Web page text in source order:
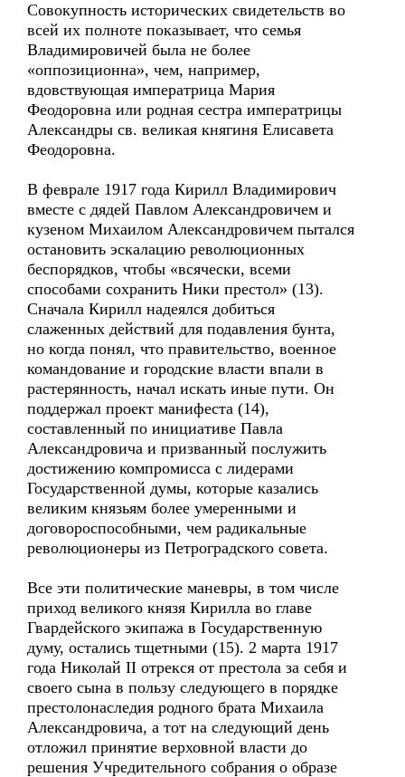
Совокупность исторических свидетельств во
всей их полноте показывает, что семья
Владимировичей была не более
«оппозиционна», чем, например,
вдовствующая императрица Мария
Феодоровна или родная сестра императрицы
Александры св. великая княгиня Елисавета
Феодоровна.
В феврале 1917 года Кирилл Владимирович
вместе с дядей Павлом Александровичем и
кузеном Михаилом Александровичем пытался
остановить эскалацию революционных
беспорядков, чтобы «всячески, всеми
способами сохранить Ники престол» (13).
Сначала Кирилл надеялся добиться
слаженных действий для подавления бунта,
но когда понял, что правительство, военное
командование и городские власти впали в
растерянность, начал искать иные пути. Он
поддержал проект манифеста (14),
составленный по инициативе Павла
Александровича и призванный послужить
достижению компромисса с лидерами
Государственной думы, которые казались
великим князьям более умеренными и
договороспособными, чем радикальные
революционеры из Петроградского совета.
Все эти политические маневры, в том числе
приход великого князя Кирилла во главе
Гвардейского экипажа в Государственную
думу, остались тщетными (15). 2 марта 1917
года Николай II отрекся от престола за себя и
своего сына в пользу следующего в порядке
престолонаследия родного брата Михаила
Александровича, а тот на следующий день
отложил принятие верховной власти до
решения Учредительного собрания о образе